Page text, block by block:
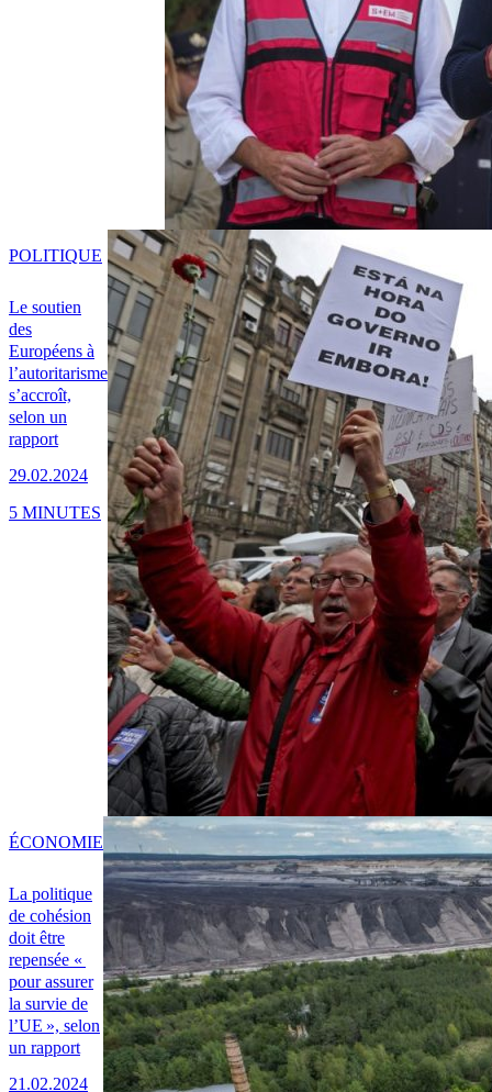
Le soutien
des
Européens à
l’autoritarisme
s’accroît,
selon un
rapport
29.02.2024
POLITIQUE
5 MINUTES
La politique
de cohésion
doit être
repensée «
pour assurer
la survie de
l’UE », selon
un rapport
21.02.2024
ÉCONOMIE